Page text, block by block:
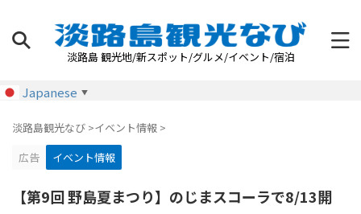
淡路島 観光地/新スポット/グルメ/イベント/宿泊
Japanese ▼
淡路島観光なび >イベント情報 >
広告
イベント情報
【第9回 野島夏まつり】のじまスコーラで8/13開